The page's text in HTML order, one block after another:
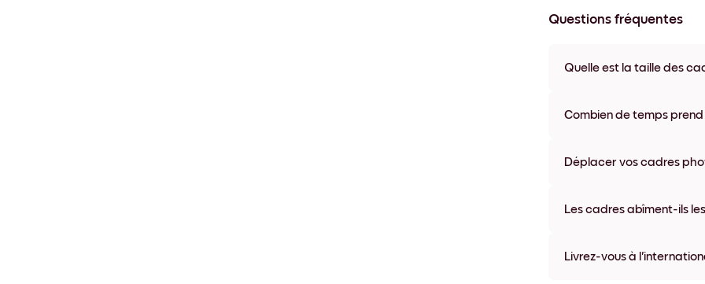
Questions fréquentes
Quelle est la taille des
coloris disponibles, y compris
Combien de temps prend
semaine. Livraison express
Déplacer vos cadres
abîmer vos murs.
Les cadres abîment-ils
Livrez-vous à